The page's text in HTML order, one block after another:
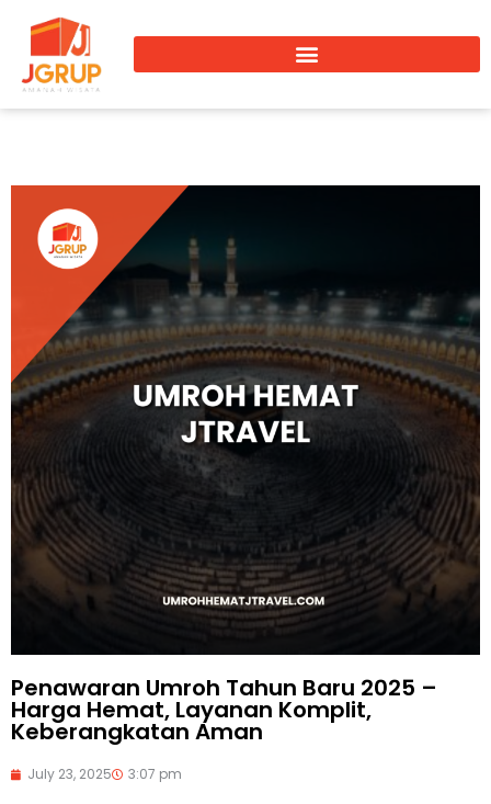
Penawaran Umroh Tahun Baru 2025 –
Harga Hemat, Layanan Komplit,
Keberangkatan Aman
July 23, 2025 3:07 pm